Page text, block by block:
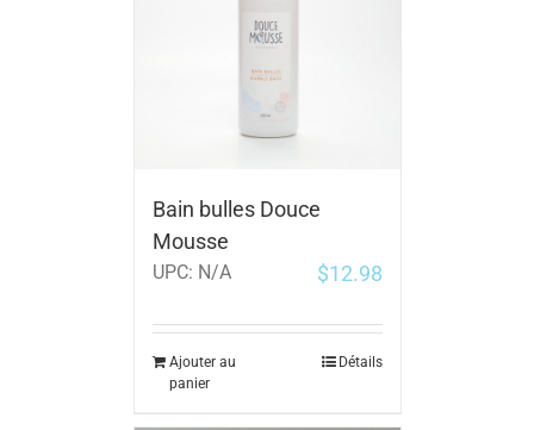
Bain bulles Douce
Mousse
UPC: N/A $12.98
Ajouter au
panier
Détails